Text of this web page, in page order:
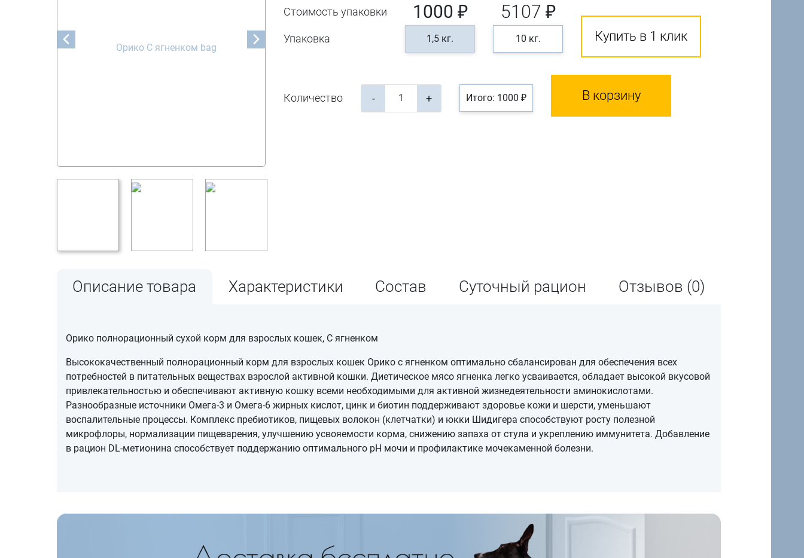
Стоимость упаковки
Упаковка
1000 ₽
1,5 кг.
5107 ₽
10 кг. Купить в 1 клик
Количество - + Итого: 1000 ₽ В корзину
Описание товара Характеристики Состав Суточный рацион Отзывов (0)
Орико полнорационный сухой корм для взрослых кошек, С ягненком
Высококачественный полнорационный корм для взрослых кошек Орико с ягненком оптимально сбалансирован для обеспечения всех
потребностей в питательных веществах взрослой активной кошки. Диетическое мясо ягненка легко усваивается, обладает высокой вкусовой
привлекательностью и обеспечивают активную кошку всеми необходимыми для активной жизнедеятельности аминокислотами.
Разнообразные источники Омега-3 и Омега-6 жирных кислот, цинк и биотин поддерживают здоровье кожи и шерсти, уменьшают
воспалительные процессы. Комплекс пребиотиков, пищевых волокон (клетчатки) и юкки Шидигера способствуют росту полезной
микрофлоры, нормализации пищеварения, улучшению усвояемости корма, снижению запаха от стула и укреплению иммунитета. Добавление
в рацион DL-метионина способствует поддержанию оптимального рН мочи и профилактике мочекаменной болезни.